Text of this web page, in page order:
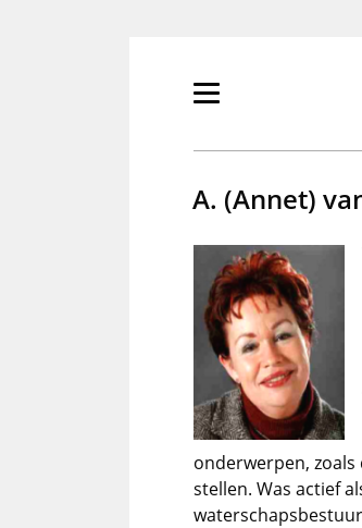
Primair
tonen/verbergen
A. (Annet)
onderwerpen,
stellen. Was actief